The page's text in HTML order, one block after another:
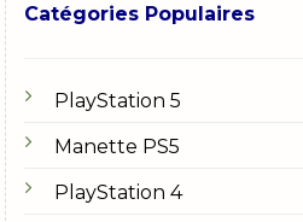
Catégories Populaires
PlayStation 5
Manette PS5
PlayStation 4